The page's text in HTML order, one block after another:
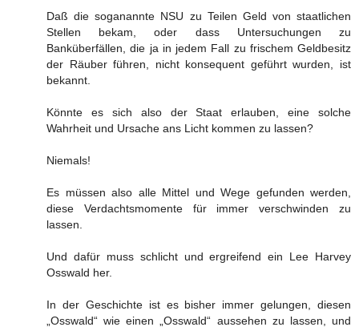
Daß die soganannte NSU zu Teilen Geld von staatlichen
Stellen bekam, oder dass Untersuchungen zu
Banküberfällen, die ja in jedem Fall zu frischem Geldbesitz
der Räuber führen, nicht konsequent geführt wurden, ist
bekannt.
Könnte es sich also der Staat erlauben, eine solche
Wahrheit und Ursache ans Licht kommen zu lassen?
Niemals!
Es müssen also alle Mittel und Wege gefunden werden,
diese Verdachtsmomente für immer verschwinden zu
lassen.
Und dafür muss schlicht und ergreifend ein Lee Harvey
Osswald her.
In der Geschichte ist es bisher immer gelungen, diesen
„Osswald“ wie einen „Osswald“ aussehen zu lassen, und